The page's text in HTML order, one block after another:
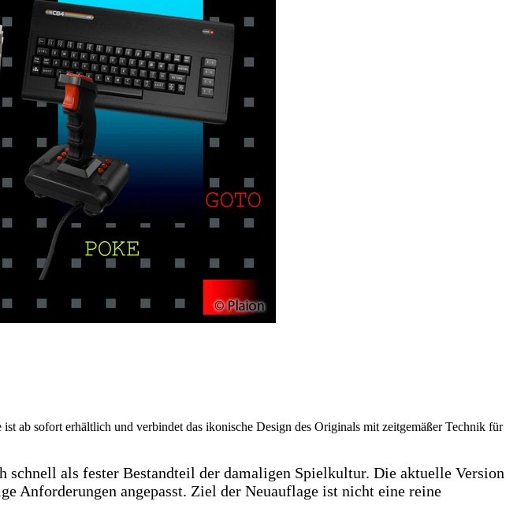
ab sofort erhältlich und verbindet das ikonische Design des Originals mit zeitgemäßer Technik für
als fester Bestandteil der damaligen Spielkultur. Die aktuelle Version
Anforderungen angepasst. Ziel der Neuauflage ist nicht eine reine